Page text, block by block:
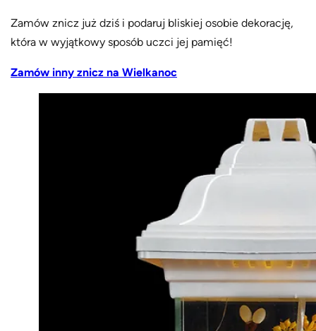
Zamów znicz już dziś i podaruj bliskiej osobie dekorację,
która w wyjątkowy sposób uczci jej pamięć!
Zamów inny znicz na Wielkanoc